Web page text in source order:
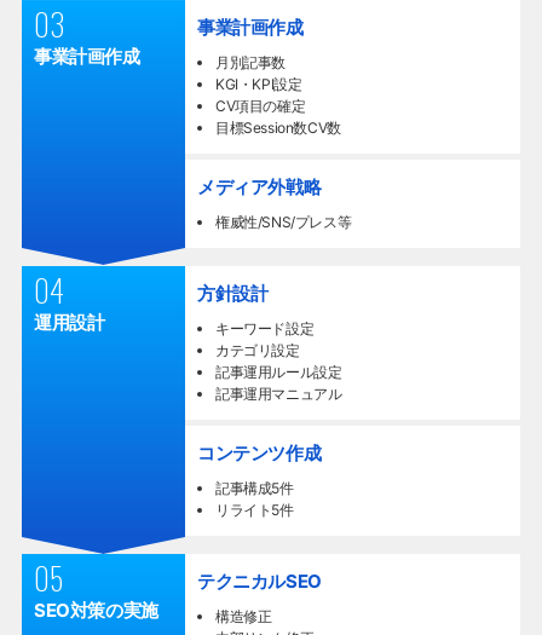
03
事業計画作成
事業計画作成
月別記事数
KGI・KPI設定
CV項目の確定
目標Session数CV数
メディア外戦略
権威性/SNS/プレス等
04
運用設計
方針設計
キーワード設定
カテゴリ設定
記事運用ルール設定
記事運用マニュアル
コンテンツ作成
記事構成5件
リライト5件
05
SEO対策の実施
テクニカルSEO
構造修正